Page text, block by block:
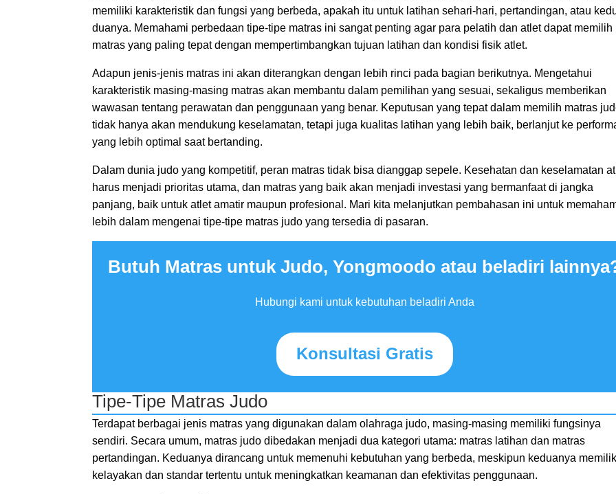
memiliki karakteristik dan fungsi yang berbeda, apakah itu untuk latihan sehari-hari, pertandingan, atau
duanya. Memahami perbedaan tipe-tipe matras ini sangat penting agar para pelatih dan atlet dapat memilih
matras yang paling tepat dengan mempertimbangkan tujuan latihan dan kondisi fisik atlet.
Adapun jenis-jenis matras ini akan diterangkan dengan lebih rinci pada bagian berikutnya. Mengetahui
karakteristik masing-masing matras akan membantu dalam pemilihan yang sesuai, sekaligus memberikan
wawasan tentang perawatan dan penggunaan yang benar. Keputusan yang tepat dalam memilih matras
tidak hanya akan mendukung keselamatan, tetapi juga kualitas latihan yang lebih baik, berlanjut ke
yang lebih optimal saat bertanding.
Dalam dunia judo yang kompetitif, peran matras tidak bisa dianggap sepele. Kesehatan dan keselamatan
harus menjadi prioritas utama, dan matras yang baik akan menjadi investasi yang bermanfaat di jangka
panjang, baik untuk atlet amatir maupun profesional. Mari kita melanjutkan pembahasan ini untuk
lebih dalam mengenai tipe-tipe matras judo yang tersedia di pasaran.
Butuh Matras untuk Judo, Yongmoodo atau beladiri
Hubungi kami untuk kebutuhan beladiri Anda
Konsultasi Gratis
Tipe-Tipe Matras Judo
Terdapat berbagai jenis matras yang digunakan dalam olahraga judo, masing-masing memiliki fungsinya
sendiri. Secara umum, matras judo dibedakan menjadi dua kategori utama: matras latihan dan matras
pertandingan. Keduanya dirancang untuk memenuhi kebutuhan yang berbeda, meskipun keduanya
kelayakan dan standar tertentu untuk meningkatkan keamanan dan efektivitas penggunaan.